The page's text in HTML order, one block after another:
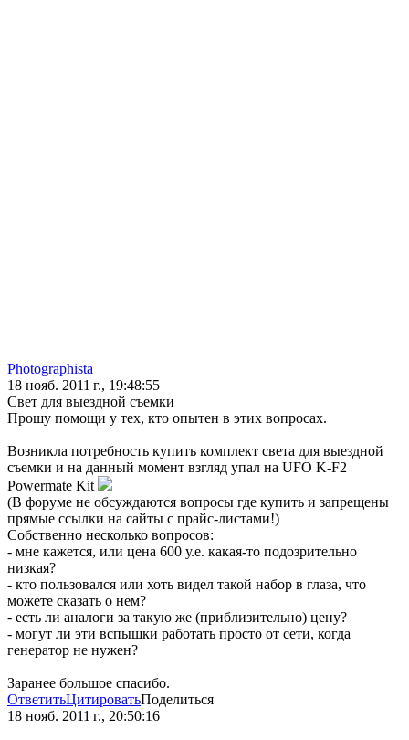
Photographista
18 нояб. 2011 г., 19:48:55
Свет для выездной съемки
Прошу помощи у тех, кто опытен в этих вопросах.
Возникла потребность купить комплект света для выездной
съемки и на данный момент взгляд упал на UFO K-F2
Powermate Kit
(В форуме не обсуждаются вопросы где купить и запрещены
прямые ссылки на сайты с прайс-листами!)
Собственно несколько вопросов:
- мне кажется, или цена 600 у.е. какая-то подозрительно
низкая?
- кто пользовался или хоть видел такой набор в глаза, что
можете сказать о нем?
- есть ли аналоги за такую же (приблизительно) цену?
- могут ли эти вспышки работать просто от сети, когда
генератор не нужен?
Заранее большое спасибо.
ОтветитьЦитироватьПоделиться
18 нояб. 2011 г., 20:50:16